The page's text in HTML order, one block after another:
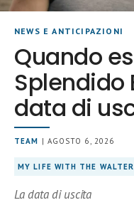
NEWS E ANTICIPAZIONI
Quando
Splendido
data di
TEAM | AGOSTO 6, 2026
MY LIFE WITH THE
La data di uscita